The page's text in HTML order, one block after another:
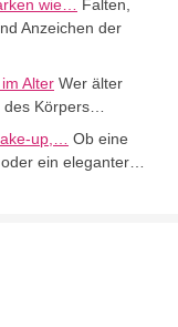
wie…
Falten,
Anzeichen der
Alter Wer älter
Körpers…
up,…
Ob eine
ein eleganter…